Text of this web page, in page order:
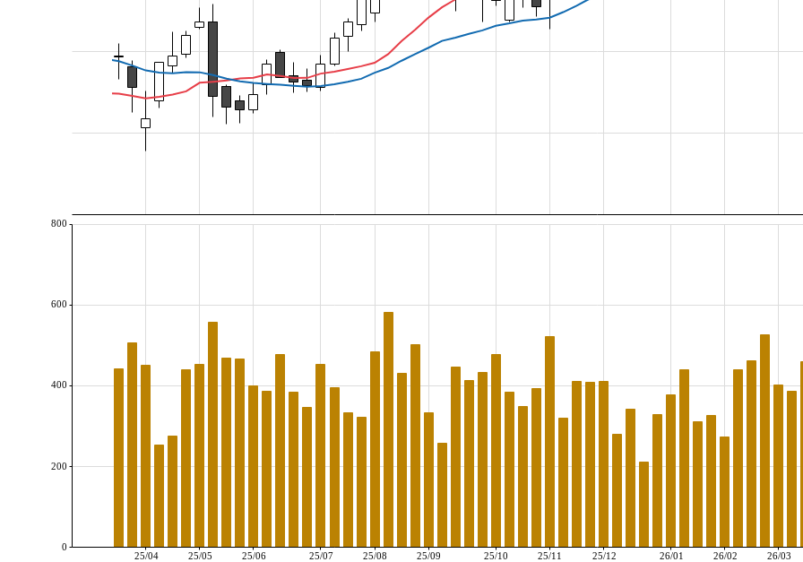
26/03
26/02
26/01
25/12
25/11
25/10
25/09
25/08
25/07
25/06
25/05
25/04
0
200
400
600
800